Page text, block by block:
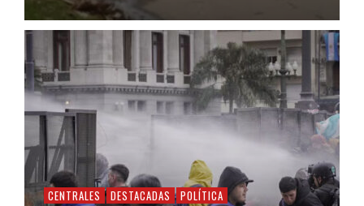
CENTRALES DESTACADAS POLÍTICA